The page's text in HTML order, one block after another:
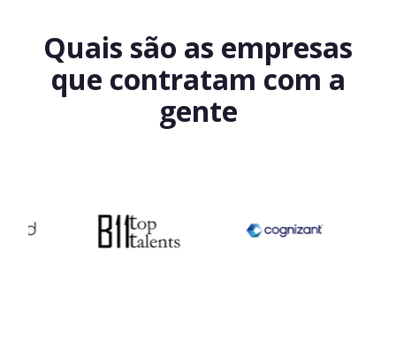
Quais são as empresas
que contratam com a
gente